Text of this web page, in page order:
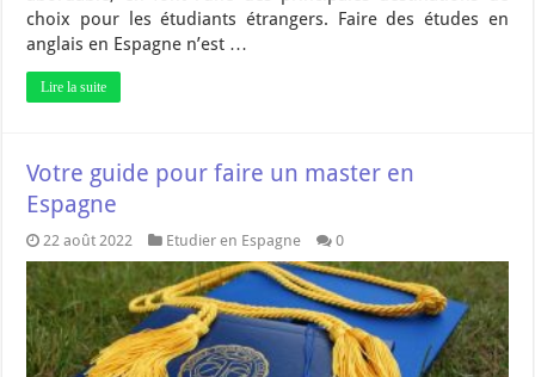
choix pour les étudiants étrangers. Faire des études en
anglais en Espagne n’est …
Lire la suite
Votre guide pour faire un master en
Espagne
22 août 2022 Etudier en Espagne 0